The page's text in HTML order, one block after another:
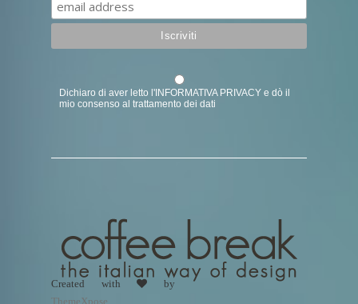
Dichiaro di aver letto l' INFORMATIVA PRIVACY e dò il
mio consenso al trattamento dei dati
Created with
by
ThemeXpose